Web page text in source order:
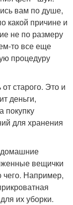
вам по душе,
какой причине и
не по размеру
то все еще
процедуру
старого. Это и
деньги,
покупку
для хранения
домашние
вещички
чего. Например,
их уборки.